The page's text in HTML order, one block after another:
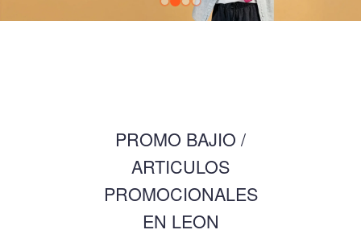
PROMO BAJIO /
ARTICULOS
PROMOCIONALES
EN LEON